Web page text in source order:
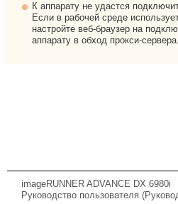
К аппарату не удастся
Если в рабочей среде
настройте веб-браузер на
аппарату в обход прокси-сервера.
imageRUNNER ADVANCE DX 6980i
Руководство пользователя